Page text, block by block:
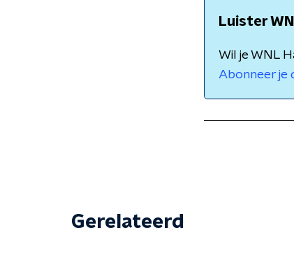
Luister
Wil je WNL
Abonneer je
Gerelateerd